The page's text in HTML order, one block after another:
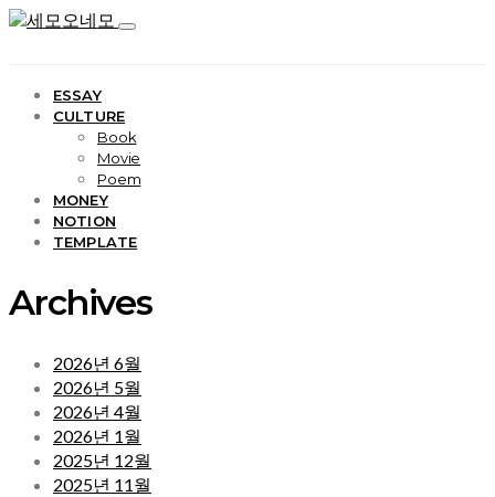
ESSAY
CULTURE
Book
Movie
Poem
MONEY
NOTION
TEMPLATE
Archives
2026년 6월
2026년 5월
2026년 4월
2026년 1월
2025년 12월
2025년 11월